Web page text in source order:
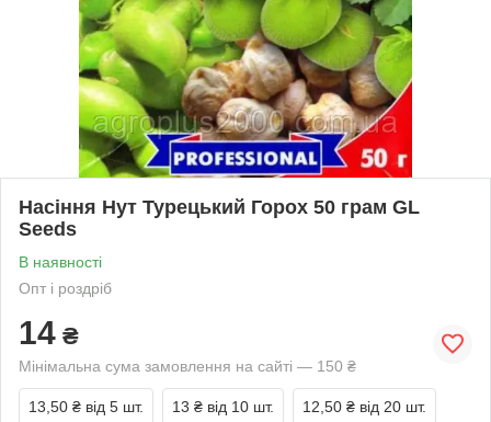
Насіння Нут Турецький Горох 50 грам GL
Seeds
В наявності
Опт і роздріб
14 ₴
Мінімальна сума замовлення на сайті — 150 ₴
13,50 ₴ від 5 шт. 13 ₴ від 10 шт. 12,50 ₴ від 20 шт.